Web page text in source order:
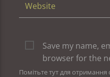
Save my name,
browser for the
Помітьте тут для